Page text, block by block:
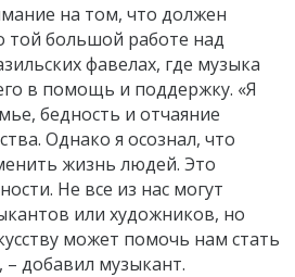
на том, что должен
той большой работе над
фавелах, где музыка
в помощь и поддержку. «Я
бедность и отчаяние
Однако я осознал, что
жизнь людей. Это
Не все из нас могут
или художников, но
может помочь нам стать
добавил музыкант.